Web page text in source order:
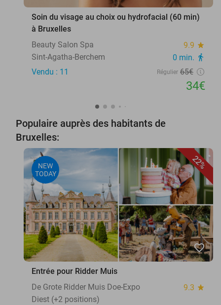
Soin du visage au choix ou hydrofacial (60 min)
à Bruxelles
Beauty Salon Spa
9.9 star
Sint-Agatha-Berchem 0 min. directions_walk
Vendu : 11 Régulier 65€
34€
Populaire auprès des habitants de
Bruxelles:
22%
NEW
TODAY
favorite_border
Entrée pour Ridder Muis
De Grote Ridder Muis Doe-Expo
9.3 star
Diest (+2 positions)